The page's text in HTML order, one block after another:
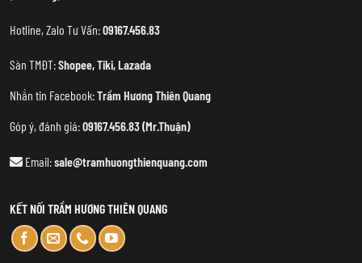
Hotline, Zalo Tư Vấn:09167.456.83
Sàn TMĐT:Shopee,Tiki,Lazada
Nhắn tin Facebook:Trầm Hương Thiên Quang
Góp ý, đánh giá:09167.456.83 (Mr.Thuận)
Email:sale@tramhuongthienquang.com
KẾT NỐI TRẦM HƯƠNG THIÊN QUANG